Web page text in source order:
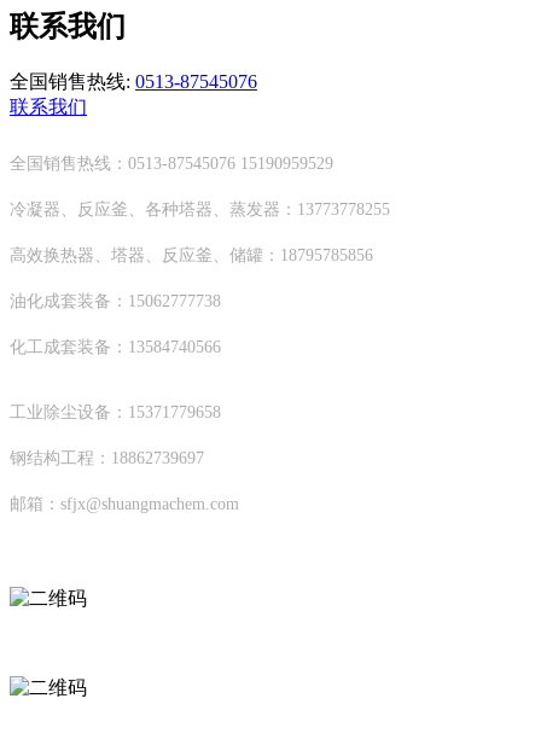
联系我们
全国销售热线: 0513-87545076
联系我们
全国销售热线：0513-87545076 15190959529
冷凝器、反应釜、各种塔器、蒸发器：13773778255
高效换热器、塔器、反应釜、储罐：18795785856
油化成套装备：15062777738
化工成套装备：13584740566
工业除尘设备：15371779658
钢结构工程：18862739697
邮箱：sfjx@shuangmachem.com